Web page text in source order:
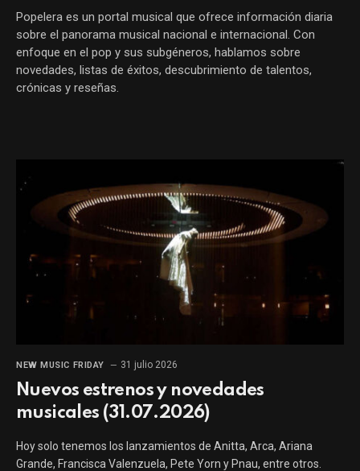
Popelera es un portal musical que ofrece información diaria
sobre el panorama musical nacional e internacional. Con
enfoque en el pop y sus subgéneros, hablamos sobre
novedades, listas de éxitos, descubrimiento de talentos,
crónicas y reseñas.
NEW MUSIC FRIDAY 31 julio 2026
Nuevos estrenos y novedades
musicales (31.07.2026)
Hoy solo tenemos los lanzamientos de Anitta, Arca, Ariana
Grande, Francisca Valenzuela, Pete Yorn y Pnau, entre otros.